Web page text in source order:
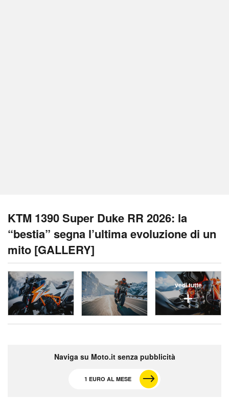
KTM 1390 Super Duke RR 2026: la
“bestia” segna l’ultima evoluzione di un
mito [GALLERY]
vedi tutte
Naviga su Moto.it senza pubblicità
1 EURO AL MESE